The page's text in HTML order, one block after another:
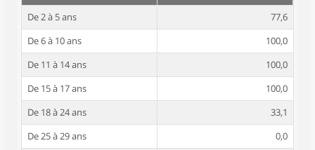
De 2 à 5 ans
77,6
De 6 à 10 ans
100,0
De 11 à 14 ans
100,0
De 15 à 17 ans
100,0
De 18 à 24 ans
33,1
De 25 à 29 ans
0,0